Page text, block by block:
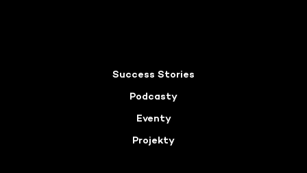
Success Stories
Podcasty
Eventy
Projekty